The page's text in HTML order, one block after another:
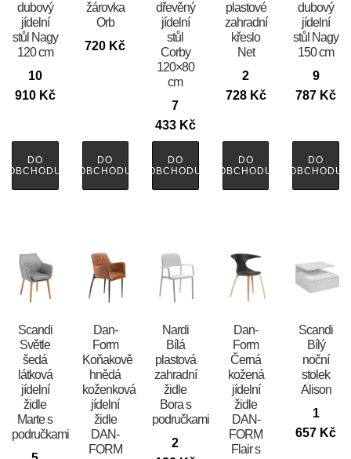
dubový
jídelní
stůl Nagy
120 cm
10
910 Kč
DO
OBCHODU
žárovka
Orb
720 Kč
DO
OBCHODU
dřevěný
jídelní
stůl
Corby
120×80
cm
7
433 Kč
DO
OBCHODU
plastové
zahradní
křeslo
Net
2
728 Kč
DO
OBCHODU
dubový
jídelní
stůl Nagy
150 cm
9
787 Kč
DO
OBCHODU
Scandi
Světle
šedá
látková
jídelní
židle
Marte s
područkami
​​​​​Dan-
Form
Koňakově
hnědá
koženková
jídelní
židle
DAN-
FORM
Nardi
Bílá
plastová
zahradní
židle
Bora s
područkami
2
​​​​​Dan-
Form
Černá
kožená
jídelní
židle
DAN-
FORM
Flair s
Scandi
Bílý
noční
stolek
Alison
1
657 Kč